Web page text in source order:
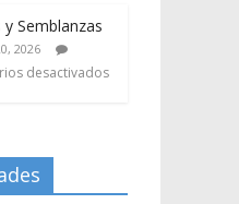
y Semblanzas
2026
desactivados